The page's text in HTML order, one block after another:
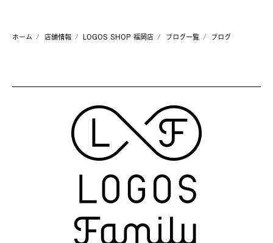
ホーム 店舗情報 LOGOS SHOP 福岡店 ブログ一覧 ブログ